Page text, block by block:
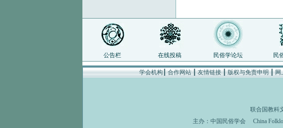
公告栏 在线投稿 民俗学论坛 民
学会机构┃合作网站┃友情链接┃版权与免责申明┃网
联合国教科
主办： 中国民俗学会 China